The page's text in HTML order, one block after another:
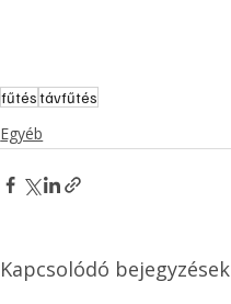
fűtéstávfűtés
Egyéb
Kapcsolódó bejegyzések